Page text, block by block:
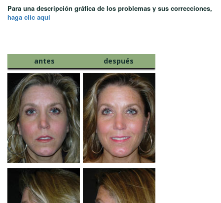
Para una descripción gráfica de los problemas y sus correcciones,
haga clic aquí
antes después